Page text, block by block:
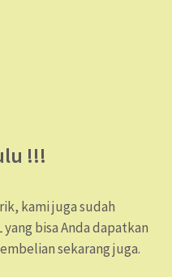
!!!
kami juga sudah
yang bisa Anda dapatkan
sekarang juga.